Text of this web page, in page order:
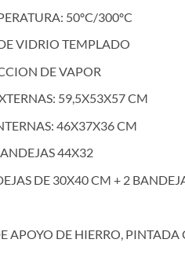
50ºC/300ºC
VIDRIO TEMPLADO
DE VAPOR
59,5X53X57 CM
46X37X36 CM
44X32
DE 30X40 CM + 2
APOYO DE HIERRO,